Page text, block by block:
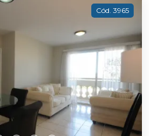
Cód. 3965